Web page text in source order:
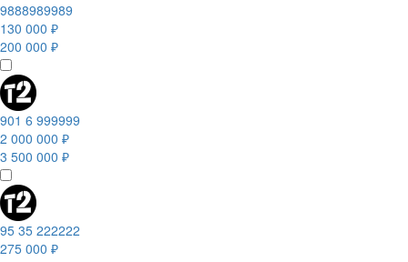
9888989989
130 000 ₽
200 000 ₽
901 6 999999
2 000 000 ₽
3 500 000 ₽
95 35 222222
275 000 ₽